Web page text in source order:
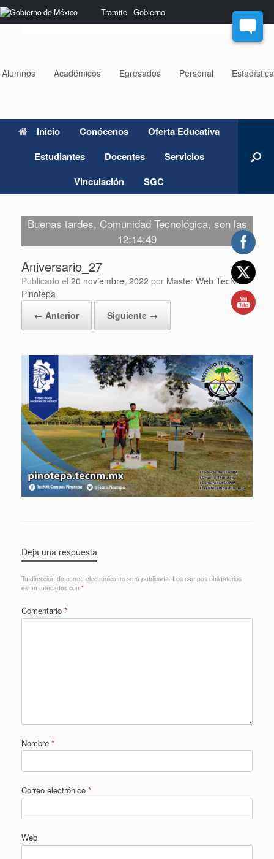
Nota:
este
sistema
Tramite Gobierno
Saltar
al
Alumnos Académicos Egresados Personal
Inicio Conócenos
Oferta Educativa
Estudiantes
Docentes
Servicios
Vinculación
SGC
Buenas tardes, Comunidad Tecnológica, son las
12:14:49
Aniversario_27
Publicado el 20 noviembre, 2022 por Master Web TecNM
Pinotepa
← Anterior
Siguiente →
Deja una respuesta
Tu dirección de correo electrónico no será publicada. Los campos obligatorios
están marcados con *
Comentario *
Nombre *
Correo electrónico *
Web